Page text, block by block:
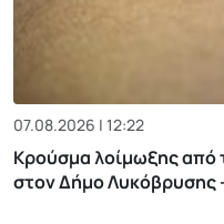
07.08.2026 | 12:22
Κρούσμα λοίμωξης από
στον Δήμο Λυκόβρυσης